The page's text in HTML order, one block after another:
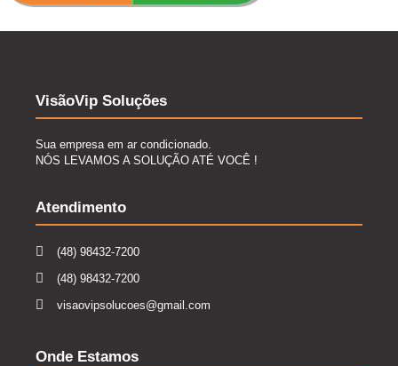
VisãoVip Soluções
Sua empresa em ar condicionado.
NÓS LEVAMOS A SOLUÇÃO ATÉ VOCÊ !
Atendimento
(48) 98432-7200
(48) 98432-7200
visaovipsolucoes@gmail.com
Onde Estamos